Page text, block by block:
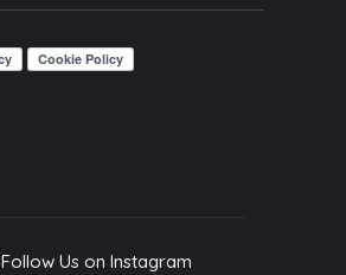
Follow Us on Instagram